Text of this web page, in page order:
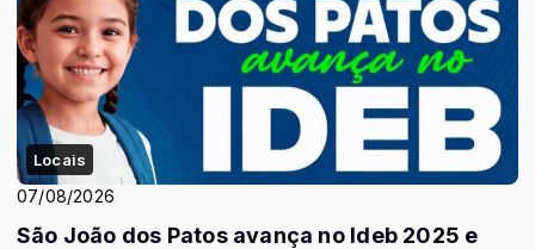
Locais
07/08/2026
São João dos Patos avança no Ideb 2025 e